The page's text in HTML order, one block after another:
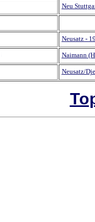
Neu
Neusatz -
Naimann
Neusatz/